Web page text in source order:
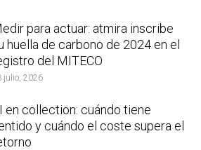
para actuar: atmira inscribe
huella de carbono de 2024 en el
del MITECO
julio, 2026
en collection: cuándo tiene
y cuándo el coste supera el